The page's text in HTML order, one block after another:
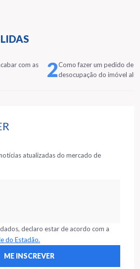
com as
2Como fazer um pedido de
desocupação do imóvel
atualizadas do mercado de
declaro estar de acordo com a
do Estadão.